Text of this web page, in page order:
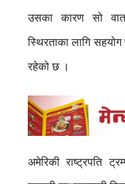
उसका कारण सो
स्थिरताका लागि
रहेको छ ।
अमेरिकी राष्ट्रपति